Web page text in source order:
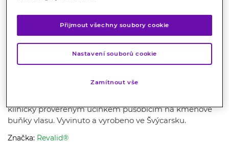
Doprava zdarma
Revalid Regrowth Serum 2 x 50
ml
vypadávání vlasů a urychluje jejich růst. Zvyšuje hustotu
klinicky prověřeným účinkem působícím na kmenové
buňky vlasu. Vyvinuto a vyrobeno ve Švýcarsku.
Značka: Revalid®
Přijmout všechny soubory cookie
Nastavení souborů cookie
Zamítnout vše